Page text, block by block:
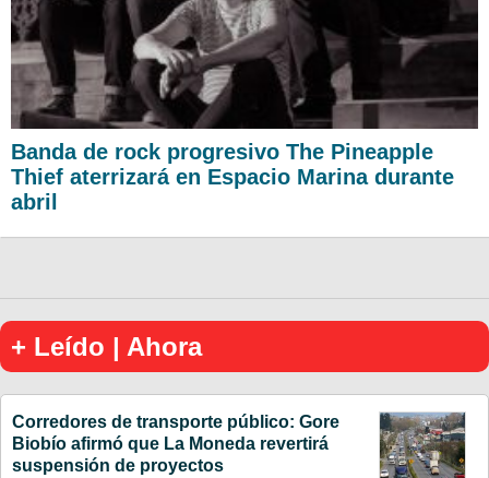
Banda de rock progresivo The Pineapple
Thief aterrizará en Espacio Marina durante
abril
+ Leído | Ahora
Corredores de transporte público: Gore
Biobío afirmó que La Moneda revertirá
suspensión de proyectos